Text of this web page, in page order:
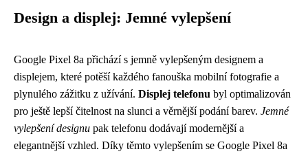
Design a displej: Jemné vylepšení
Google Pixel 8a přichází s jemně vylepšeným designem a
displejem, které potěší každého fanouška mobilní fotografie a
plynulého zážitku z užívání. Displej telefonu byl optimalizován
pro ještě lepší čitelnost na slunci a věrnější podání barev. Jemné
vylepšení designu pak telefonu dodávají modernější a
elegantnější vzhled. Díky těmto vylepšením se Google Pixel 8a